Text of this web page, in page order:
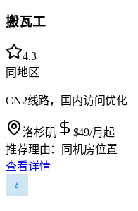
搬瓦工
4.3
同地区
CN2线路，国内访问优化
洛杉矶 $49/月起
推荐理由：
同机房位置
查看详情